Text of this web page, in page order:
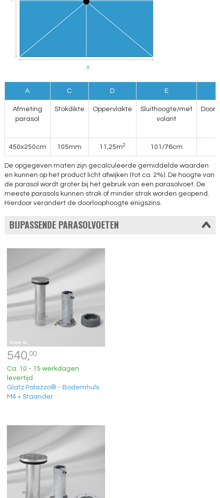
A C D E
Afmeting
parasol
Stokdikte Oppervlakte
Sluithoogte/met
volant
450x250cm 105mm 11,25m2 101/76cm
De opgegeven maten zijn gecalculeerde gemiddelde waarden
en kunnen op het product licht afwijken (tot ca. 2%). De hoogte van
de parasol wordt groter bij het gebruik van een parasolvoet. De
meeste parasols kunnen strak of minder strak worden geopend.
Hierdoor verandert de doorloophoogte enigszins.
BIJPASSENDE PARASOLVOETEN
540,00
Ca. 10 - 15 werkdagen
levertijd
Glatz Palazzo® - Bodemhuls
M4 + Staander